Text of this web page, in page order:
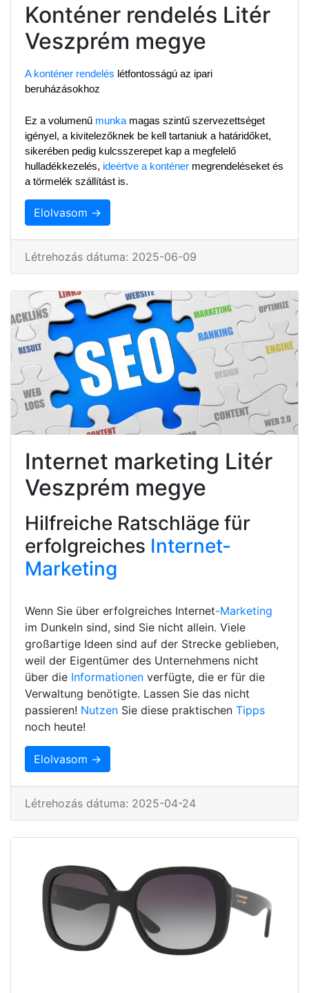
Konténer rendelés Litér
Veszprém megye
A konténer rendelés létfontosságú az ipari
beruházásokhoz
Ez a volumenű munka magas szintű szervezettséget
igényel, a kivitelezőknek be kell tartaniuk a határidőket,
sikerében pedig kulcsszerepet kap a megfelelő
hulladékkezelés, ideértve a konténer megrendeléseket és
a törmelék szállítást is.
Elolvasom →
Létrehozás dátuma: 2025-06-09
Internet marketing Litér
Veszprém megye
Hilfreiche Ratschläge für
erfolgreiches Internet-
Marketing
Wenn Sie über erfolgreiches Internet-Marketing
im Dunkeln sind, sind Sie nicht allein. Viele
großartige Ideen sind auf der Strecke geblieben,
weil der Eigentümer des Unternehmens nicht
über die Informationen verfügte, die er für die
Verwaltung benötigte. Lassen Sie das nicht
passieren! Nutzen Sie diese praktischen Tipps
noch heute!
Elolvasom →
Létrehozás dátuma: 2025-04-24